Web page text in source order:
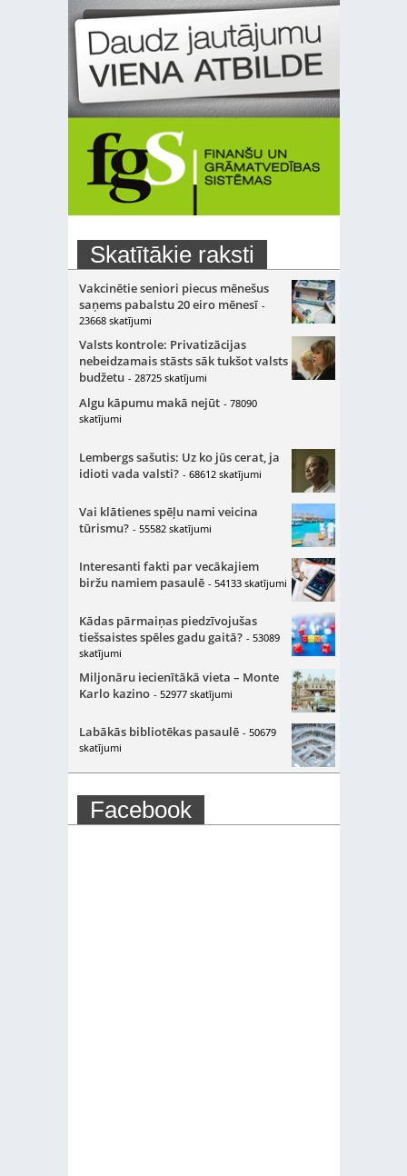
Skatītākie raksti
Vakcinētie seniori piecus mēnešus
saņems pabalstu 20 eiro mēnesī -
23668 skatījumi
Valsts kontrole: Privatizācijas
nebeidzamais stāsts sāk tukšot valsts
budžetu - 28725 skatījumi
Algu kāpumu makā nejūt - 78090
skatījumi
Lembergs sašutis: Uz ko jūs cerat, ja
idioti vada valsti? - 68612 skatījumi
Vai klātienes spēļu nami veicina
tūrismu? - 55582 skatījumi
Interesanti fakti par vecākajiem
biržu namiem pasaulē - 54133 skatījumi
Kādas pārmaiņas piedzīvojušas
tiešsaistes spēles gadu gaitā? - 53089
skatījumi
Miljonāru iecienītākā vieta – Monte
Karlo kazino - 52977 skatījumi
Labākās bibliotēkas pasaulē - 50679
skatījumi
Facebook